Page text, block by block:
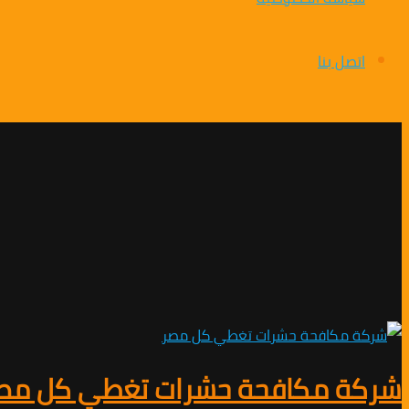
اتصل بنا
شركة مكافحة حشرات تغطي كل